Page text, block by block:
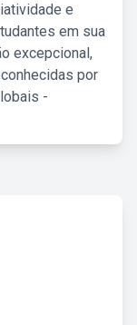
e
em sua
excepcional,
por
-